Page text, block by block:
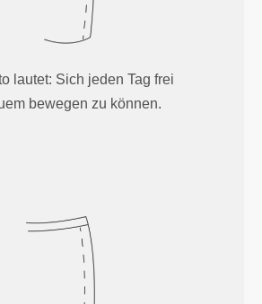
lautet: Sich jeden Tag frei
bewegen zu können.